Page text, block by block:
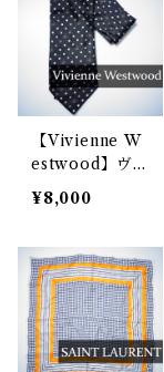
【Vivienne W
estwood】ヴ
ィヴィアンウエ
ストウッド ド
クタイ black
¥8,000